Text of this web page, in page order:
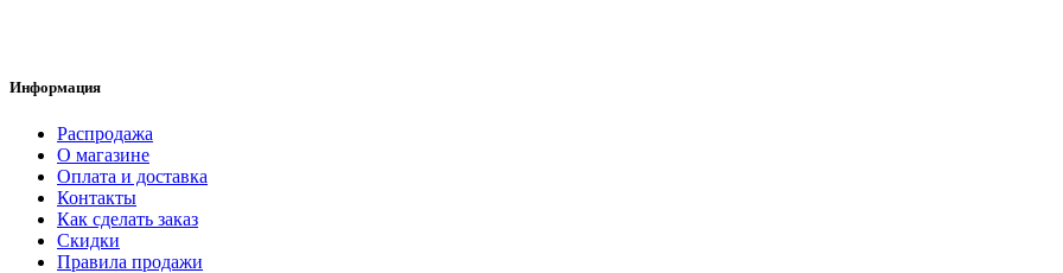
Информация
Распродажа
О магазине
Оплата и доставка
Контакты
Как сделать заказ
Скидки
Правила продажи